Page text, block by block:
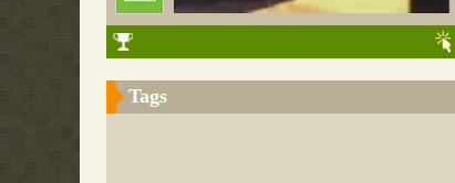
Tags